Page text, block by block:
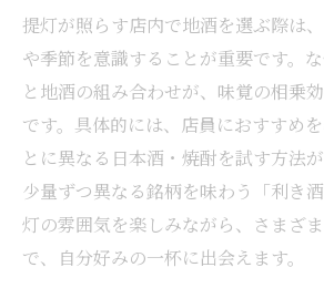
提灯が照らす店内で地酒を選ぶ際は
や季節を意識することが重要です。
と地酒の組み合わせが、味覚の相乗
です。具体的には、店員におすすめ
とに異なる日本酒・焼酎を試す方法が
少量ずつ異なる銘柄を味わう「利き
灯の雰囲気を楽しみながら、さまざ
で、自分好みの一杯に出会えます。